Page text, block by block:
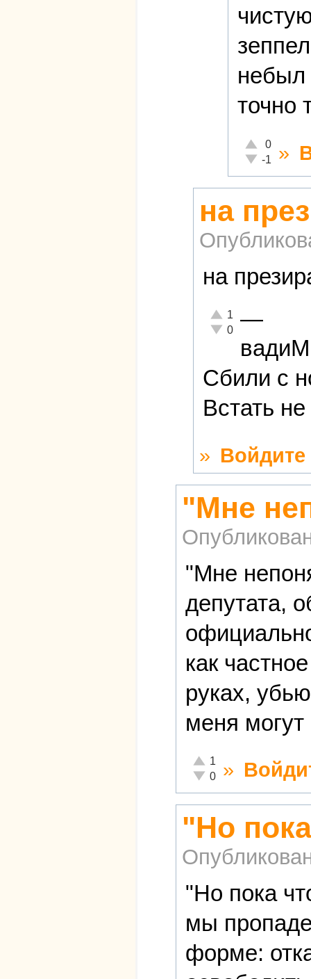
небыл
точно
Отлично!
0
Неадекватно!
-1 »
на
на
Отлично!
1
Неадекватно!
0 —
Сбили с
Встать
» Войдите
"Мне
"Мне
депутата,
как
руках,
меня могут
Отлично!
1
Неадекватно!
0 »
"Но
"Но пока
мы
форме: